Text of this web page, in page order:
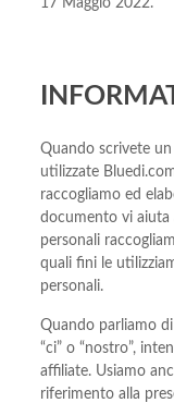
17 Maggio 2022.
Quando scrivete
utilizzate
raccogliamo ed
documento vi aiuta
personali
quali fini le
personali.
Quando parliamo di
“ci” o “nostro”,
affiliate. Usiamo
riferimento alla